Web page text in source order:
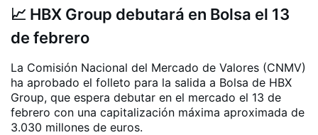
📈 HBX Group debutará en Bolsa el 13
de febrero
La Comisión Nacional del Mercado de Valores (CNMV)
ha aprobado el folleto para la salida a Bolsa de HBX
Group, que espera debutar en el mercado el 13 de
febrero con una capitalización máxima aproximada de
3.030 millones de euros.